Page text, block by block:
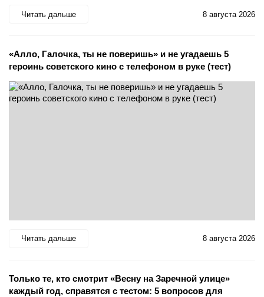
Читать дальше 8 августа 2026
«Алло, Галочка, ты не поверишь» и не угадаешь 5
героинь советского кино с телефоном в руке (тест)
Читать дальше 8 августа 2026
Только те, кто смотрит «Весну на Заречной улице»
каждый год, справятся с тестом: 5 вопросов для